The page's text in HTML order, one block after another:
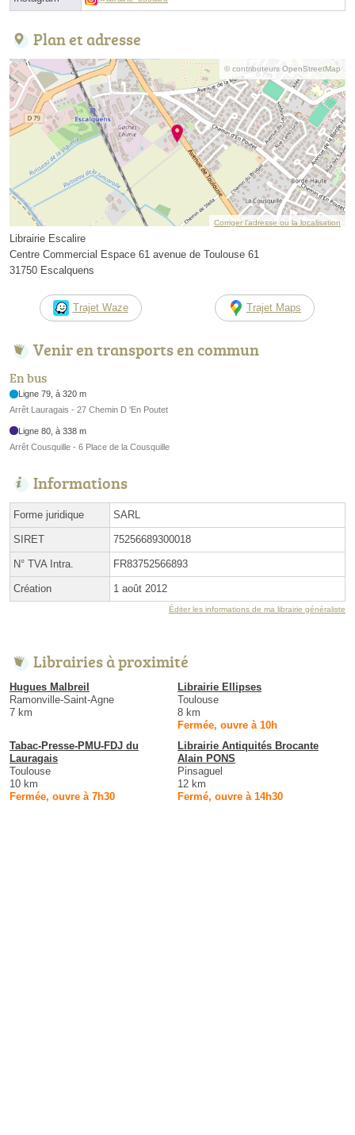
Plan et adresse
© contributeurs OpenStreetMap
Corriger l’adresse ou la localisation
Librairie Escalire
Centre Commercial Espace 61 avenue de Toulouse 61
31750 Escalquens
Trajet Waze Trajet Maps
Venir en transports en commun
En bus
Ligne 79, à 320 m
Arrêt Lauragais - 27 Chemin D 'En Poutet
Ligne 80, à 338 m
Arrêt Cousquille - 6 Place de la Cousquille
Informations
Forme juridique SARL
SIRET 75256689300018
N° TVA Intra. FR83752566893
Création 1 août 2012
Éditer les informations de ma librairie généraliste
Librairies à proximité
Hugues Malbreil
Ramonville-Saint-Agne
7 km
Librairie Ellipses
Toulouse
8 km
Fermée, ouvre à 10h
Tabac-Presse-PMU-FDJ du
Lauragais
Toulouse
10 km
Fermée, ouvre à 7h30
Librairie Antiquités Brocante
Alain PONS
Pinsaguel
12 km
Fermé, ouvre à 14h30